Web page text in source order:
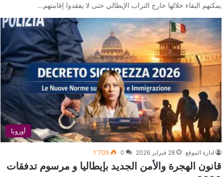
يمكنهم البقاء خلالها خارج التراب الإيطالي حتى لا يفقدوا إقامتهم…
أوروبا
ادارة الموقع 28 فبراير 2026 0 1٬705
قانون الهجرة والأمن الجديد بإيطاليا و مرسوم تدفقات